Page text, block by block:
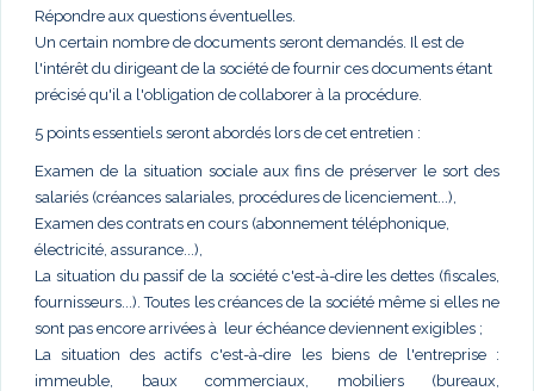
Répondre aux questions éventuelles.
Un certain nombre de documents seront demandés. Il est de
l'intérêt du dirigeant de la société de fournir ces documents étant
précisé qu'il a l'obligation de collaborer à la procédure.
5 points essentiels seront abordés lors de cet entretien :
Examen de la situation sociale aux fins de préserver le sort des
salariés (créances salariales, procédures de licenciement...),
Examen des contrats en cours (abonnement téléphonique,
électricité, assurance...),
La situation du passif de la société c'est-à-dire les dettes (fiscales,
fournisseurs...). Toutes les créances de la société même si elles ne
sont pas encore arrivées à leur échéance deviennent exigibles ;
La situation des actifs c'est-à-dire les biens de l'entreprise :
immeuble, baux commerciaux, mobiliers (bureaux,